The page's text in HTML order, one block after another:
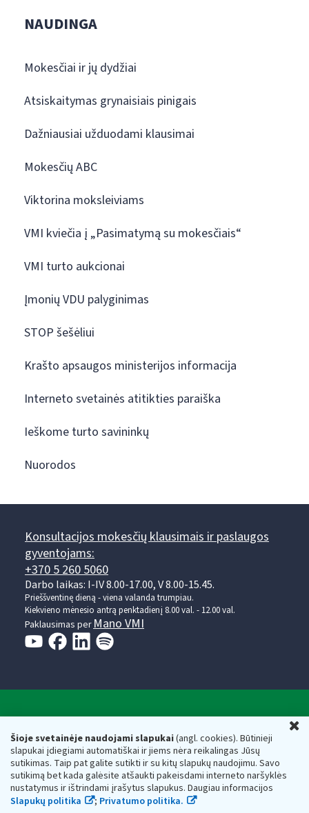
Šioje svetainėje naudojami slapukai(angl. cookies). Būtinieji
slapukai įdiegiami automatiškai ir jiems nėra reikalingas Jūsų
sutikimas. Taip pat galite sutikti ir su kitų slapukų naudojimu. Savo
sutikimą bet kada galėsite atšaukti pakeisdami interneto naršyklės
nustatymus ir ištrindami įrašytus slapukus. Daugiau informacijos
Slapukų politika
; Privatumo politika.
NAUDINGA
Mokesčiai ir jų dydžiai
Atsiskaitymas grynaisiais pinigais
Dažniausiai užduodami klausimai
Mokesčių ABC
Viktorina moksleiviams
VMI kviečia į „Pasimatymą su mokesčiais“
VMI turto aukcionai
Įmonių VDU palyginimas
STOP šešėliui
Krašto apsaugos ministerijos informacija
Interneto svetainės atitikties paraiška
Ieškome turto savininkų
Nuorodos
Konsultacijos mokesčių klausimais ir paslaugos
gyventojams:
+370 5 260 5060
Darbo laikas: I-IV 8.00-17.00, V 8.00-15.45.
Prieššventinę dieną - viena valanda trumpiau.
Kiekvieno mėnesio antrą penktadienį 8.00 val. - 12.00 val.
Paklausimas per Mano VMI
Respublikos finansų ministerijos
Biudžetinė įstaiga. Juridinio asmens kodas — 188659752,
adresas: Vasario 16-osios g. 14, 01107 Vilnius, Lietuva, el.paštas:
vmi@vmi.lt, E. pristatymo dėžutės adresas 188659752
Duomenys apie Valstybinę mokesčių inspekciją prie Lietuvos
Respublikos finansų ministerijos kaupiami ir saugomi Juridinių